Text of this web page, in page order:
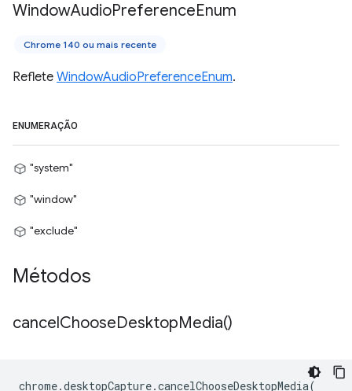
WindowAudioPreferenceEnum
Chrome 140 ou mais recente
Reflete WindowAudioPreferenceEnum.
ENUMERAÇÃO
"system"
"window"
"exclude"
Métodos
cancelChooseDesktopMedia()
chrome.desktopCapture.cancelChooseDesktopMedia(